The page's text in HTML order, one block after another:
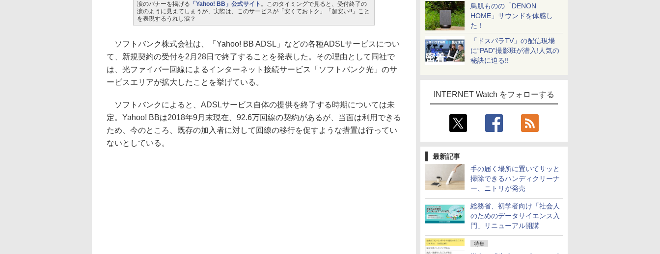
鳥肌ものの「DENON
HOME」サウンドを体感し
た！
「ドスパラTV」の配信現場
に“PAD”撮影班が潜入!人気の
秘訣に迫る!!
INTERNET Watch をフォローする
最新記事
手の届く場所に置いてサッと
掃除できるハンディクリーナ
ー、ニトリが発売
総務省、初学者向け「社会人
のためのデータサイエンス入
門」リニューアル開講
特集
涙のバナーを掲げる 「Yahoo! BB」公式サイト 。このタイミングで見ると、受付終了の
涙のように見えてしまうが、実際は、このサービスが「安くておトク」「超安い!!」こと
を表現するうれし涙？
ソフトバンク株式会社は、「Yahoo! BB ADSL」などの各種ADSLサービスについ
て、新規契約の受付を2月28日で終了することを発表した。その理由として同社で
は、光ファイバー回線によるインターネット接続サービス「ソフトバンク光」のサ
ービスエリアが拡大したことを挙げている。
ソフトバンクによると、ADSLサービス自体の提供を終了する時期については未
定。Yahoo! BBは2018年9月末現在、92.6万回線の契約があるが、当面は利用できる
ため、今のところ、既存の加入者に対して回線の移行を促すような措置は行ってい
ないとしている。